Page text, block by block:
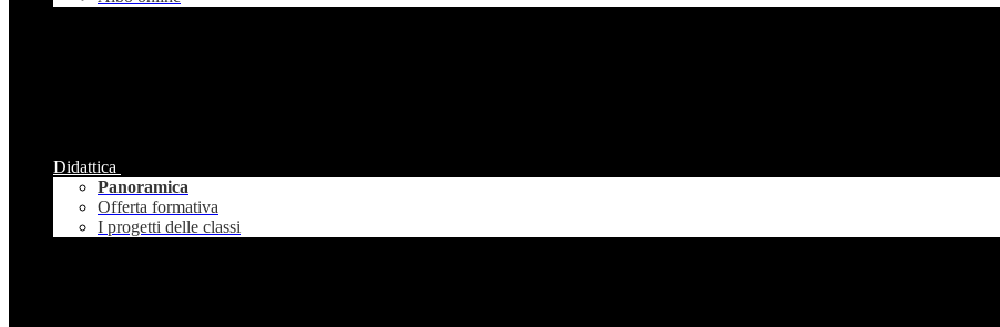
Didattica
Panoramica
Offerta formativa
I progetti delle classi